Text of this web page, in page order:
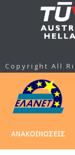
Copyright All